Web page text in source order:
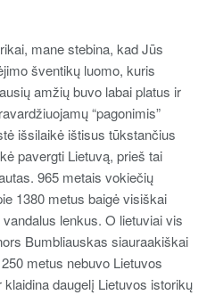
mane stebina, kad Jūs
šventikų luomo, kuris
amžių buvo labai platus ir
“pagonimis”
išsilaikė ištisus tūkstančius
pavergti Lietuvą, prieš tai
965 metais vokiečių
1380 metus baigė visiškai
lenkus. O lietuviai vis
Bumbliauskas siauraakiškai
metus nebuvo Lietuvos
daugelį Lietuvos istorikų